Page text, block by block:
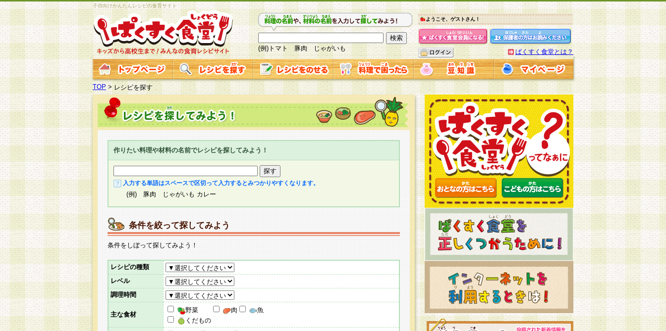
子供向けかんたんレシピの食育サイト
(例)トマト 豚肉 じゃがいも
ようこそ、ゲストさん！
ぱくすく食堂とは？
TOP >レシピを探す
作りたい料理や材料の名前でレシピを探してみよう！
入力する単語はスペースで区切って入力するとみつかりやすくなります。
(例) 豚肉 じゃがいも カレー
条件を絞って探してみよう
条件をしぼって探してみよう！
レシピの種類
レベル
調理時間
主な食材
野菜 肉
魚
くだもの